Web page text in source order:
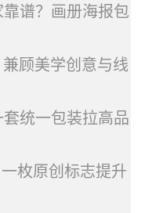
谱？画册海报包
顾美学创意与线
统一包装拉高品
枚原创标志提升